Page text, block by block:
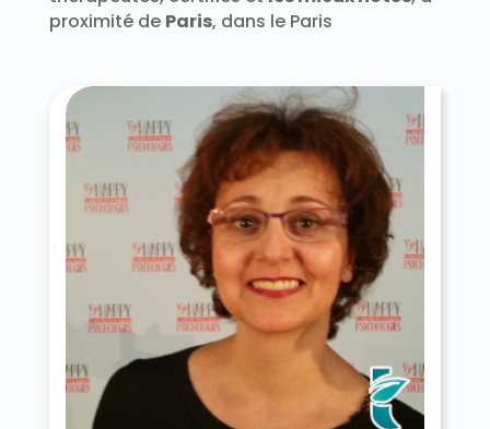
proximité de Paris, dans le Paris